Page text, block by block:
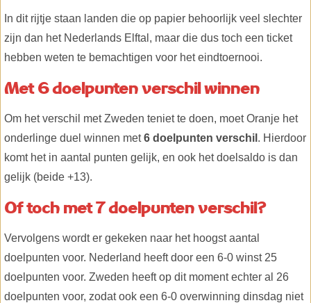
In dit rijtje staan landen die op papier behoorlijk veel slechter
zijn dan het Nederlands Elftal, maar die dus toch een ticket
hebben weten te bemachtigen voor het eindtoernooi.
Met 6 doelpunten verschil winnen
Om het verschil met Zweden teniet te doen, moet Oranje het
onderlinge duel winnen met6 doelpunten verschil . Hierdoor
komt het in aantal punten gelijk, en ook het doelsaldo is dan
gelijk (beide +13).
Of toch met 7 doelpunten verschil?
Vervolgens wordt er gekeken naar het hoogst aantal
doelpunten voor. Nederland heeft door een 6-0 winst 25
doelpunten voor. Zweden heeft op dit moment echter al 26
doelpunten voor, zodat ook een 6-0 overwinning dinsdag niet